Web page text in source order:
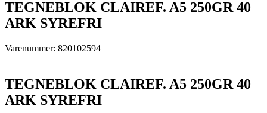
TEGNEBLOK CLAIREF. A5 250GR 40
ARK SYREFRI
Varenummer: 820102594
TEGNEBLOK CLAIREF. A5 250GR 40
ARK SYREFRI